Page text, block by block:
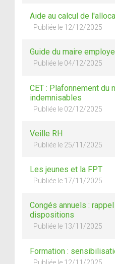
Aide au calcul de
Publiée le 12/12/2025
Guide du maire
Publiée le 04/12/2025
CET : Plafonnement du
indemnisables
Publiée le 02/12/2025
Veille RH
Publiée le 25/11/2025
Les jeunes et la FPT
Publiée le 17/11/2025
Congés annuels :
dispositions
Publiée le 13/11/2025
Formation :
Publiée le 12/11/2025